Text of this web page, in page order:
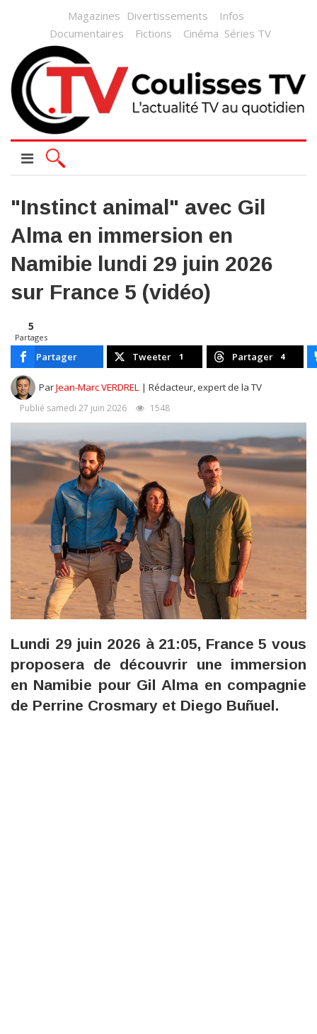
Magazines Divertissements
Infos
Documentaires
Fictions Cinéma Séries TV
"Instinct animal" avec Gil
Alma en immersion en
Namibie lundi 29 juin 2026
sur France 5 (vidéo)
5
Partages
Partager Tweeter 1 Partager 4
ParJean-Marc VERDREL | Rédacteur, expert de la TV
Publié samedi 27 juin 2026 1548
Lundi 29 juin 2026 à 21:05, France 5 vous
proposera de découvrir une immersion
en Namibie pour Gil Alma en compagnie
de Perrine Crosmary et Diego Buñuel.